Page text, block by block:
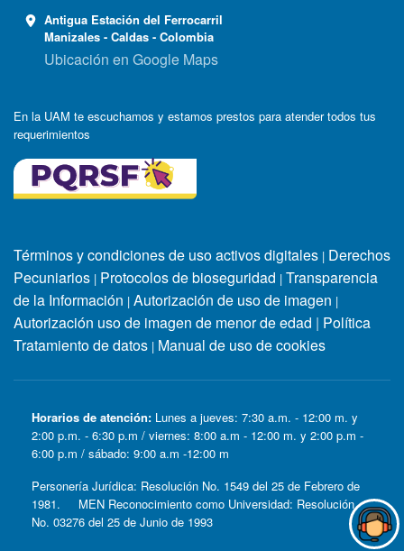
Antigua Estación del Ferrocarril
Manizales - Caldas - Colombia
Ubicación en Google Maps
En la UAM te escuchamos y estamos prestos para atender todos tus
requerimientos
Términos y condiciones de uso activos digitales | Derechos
Pecuniarios | Protocolos de bioseguridad | Transparencia
de la Información | Autorización de uso de imagen |
Autorización uso de imagen de menor de edad | Política
Tratamiento de datos | Manual de uso de cookies
Horarios de atención: Lunes a jueves: 7:30 a.m. - 12:00 m. y
2:00 p.m. - 6:30 p.m / viernes: 8:00 a.m - 12:00 m. y 2:00 p.m -
6:00 p.m / sábado: 9:00 a.m -12:00 m
Personería Jurídica: Resolución No. 1549 del 25 de Febrero de
1981. MEN Reconocimiento como Universidad: Resolución
No. 03276 del 25 de Junio de 1993